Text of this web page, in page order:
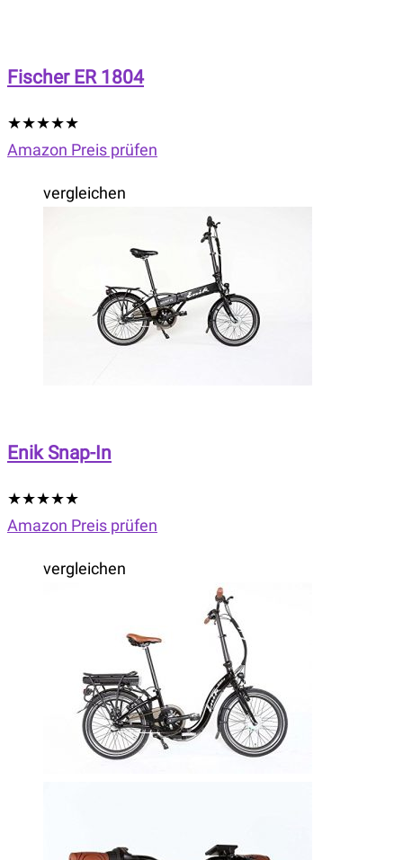
Fischer ER 1804
★★★★★
Amazon Preis prüfen
vergleichen
Enik Snap-In
★★★★★
Amazon Preis prüfen
vergleichen